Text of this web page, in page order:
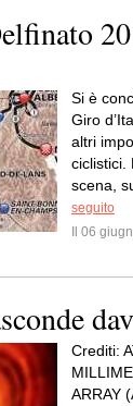
Si è
Giro
altri
ciclistici.
scena,
seguito
Il 06
Crediti:
ARRAY